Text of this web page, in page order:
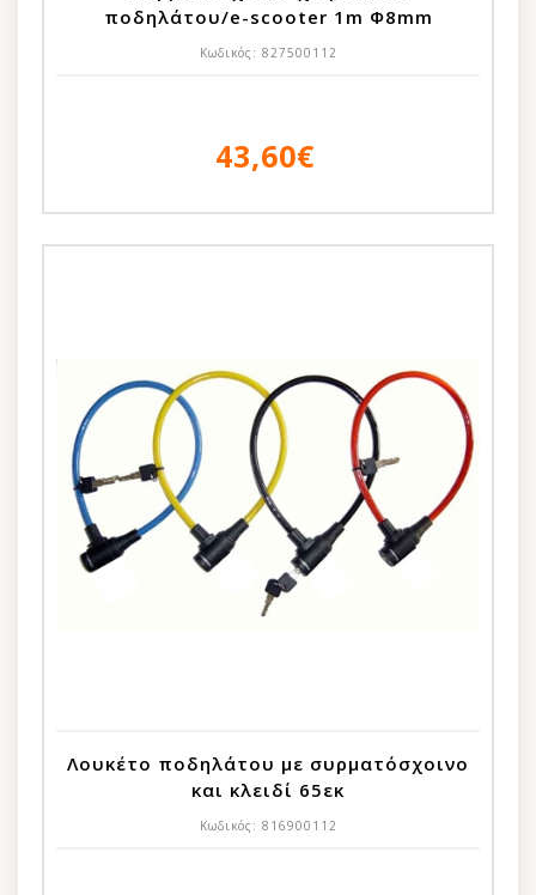
ποδηλάτου/e-scooter 1m Φ8mm
Κωδικός: 827500112
43,60€
Λουκέτο ποδηλάτου με συρματόσχοινο
και κλειδί 65εκ
Κωδικός: 816900112